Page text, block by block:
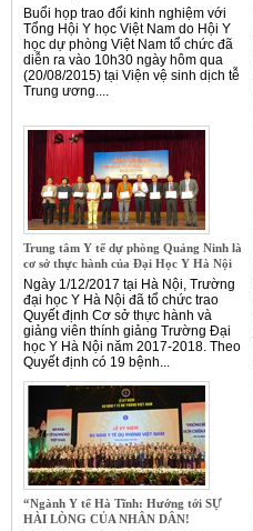
Buổi họp trao đổi kinh nghiệm với
Tổng Hội Y học Việt Nam do Hội Y
học dự phòng Việt Nam tổ chức đã
diễn ra vào 10h30 ngày hôm qua
(20/08/2015) tại Viện vệ sinh dịch tễ
Trung ương....
Trung tâm Y tế dự phòng Quảng Ninh là
cơ sở thực hành của Đại Học Y Hà Nội
Ngày 1/12/2017 tại Hà Nội, Trường
đại học Y Hà Nội đã tổ chức trao
Quyết định Cơ sở thực hành và
giảng viên thính giảng Trường Đại
học Y Hà Nội năm 2017-2018. Theo
Quyết định có 19 bệnh...
“Ngành Y tế Hà Tĩnh: Hướng tới SỰ
HÀI LÒNG CỦA NHÂN DÂN!